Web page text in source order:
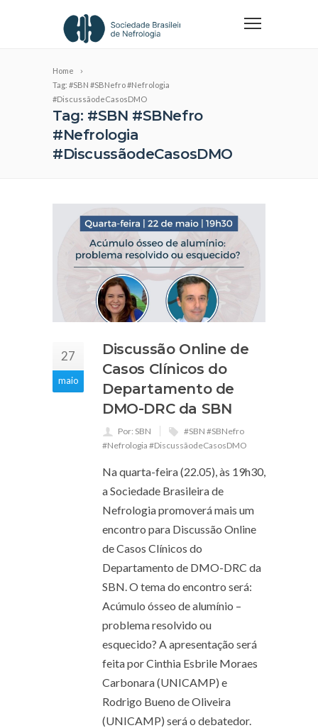
Home
Tag: #SBN #SBNefro #Nefrologia
#DiscussãodeCasosDMO
Tag: #SBN #SBNefro
#Nefrologia
#DiscussãodeCasosDMO
27
maio
Discussão Online de
Casos Clínicos do
Departamento de
DMO-DRC da SBN
Por: SBN
#SBN #SBNefro
#Nefrologia #DiscussãodeCasosDMO
Na quarta-feira (22.05), às 19h30,
a Sociedade Brasileira de
Nefrologia promoverá mais um
encontro para Discussão Online
de Casos Clínicos do
Departamento de DMO-DRC da
SBN. O tema do encontro será:
Acúmulo ósseo de alumínio –
problema resolvido ou
esquecido? A apresentação será
feita por Cinthia Esbrile Moraes
Carbonara (UNICAMP) e
Rodrigo Bueno de Oliveira
(UNICAMP) será o debatedor.